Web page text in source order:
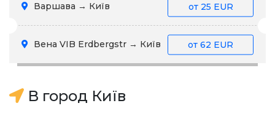
Варшава → Київ от 25 EUR
Вена VIB Erdbergstr → Київ от 62 EUR
В город Київ